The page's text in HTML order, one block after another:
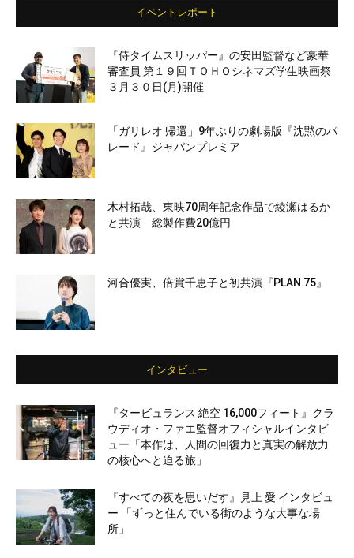
イベントレポート
『侍タイムスリッパー』の安田監督など豪華
審査員 第１９回ＴＯＨＯシネマズ学生映画祭
３月３０日(月)開催
「ガリレオ 帰還」9年ぶりの劇場版『沈黙のパ
レード』ジャパンプレミア
木村拓哉、東映70周年記念作品で綾瀬はるか
と共演 総製作費20億円
河合優実、倍賞千恵子と初共演『PLAN 75』
インタビュー
『タービュランス 絶空 16,000フィート』クラ
ウディオ・ファエ監督オフィシャルインタビ
ュー「本作は、人間の回復力と真実の解放力
の核心へと迫る旅」
『すべての夜を思いだす』見上 愛 インタビュ
ー 「ずっと住んでいる街のような大事な場
所」